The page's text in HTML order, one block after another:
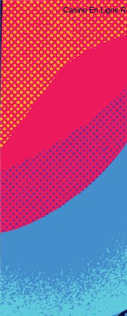
Casino En Ligne